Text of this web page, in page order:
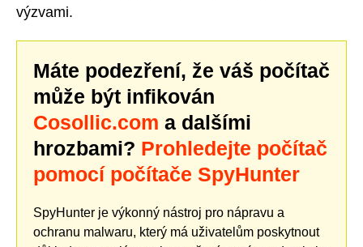
výzvami.
Máte podezření, že váš počítač
může být infikován
Cosollic.com a dalšími
hrozbami? Prohledejte počítač
pomocí počítače SpyHunter
SpyHunter je výkonný nástroj pro nápravu a
ochranu malwaru, který má uživatelům poskytnout